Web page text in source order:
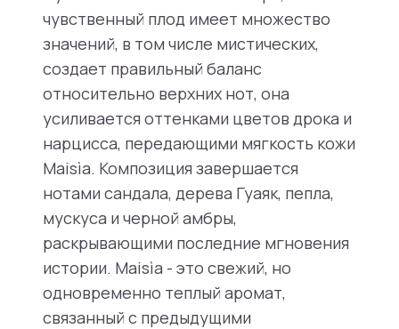
чувственный плод имеет множество
значений, в том числе мистических,
создает правильный баланс
относительно верхних нот, она
усиливается оттенками цветов дрока и
нарцисса, передающими мягкость кожи
Maisìa. Композиция завершается
нотами сандала, дерева Гуаяк, пепла,
мускуса и черной амбры,
раскрывающими последние мгновения
истории. Maisìa - это свежий, но
одновременно теплый аромат,
связанный с предыдущими